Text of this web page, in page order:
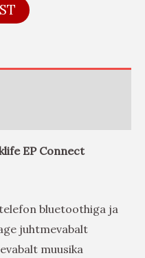
EP Connect
bluetoothiga ja
juhtmevabalt
muusika